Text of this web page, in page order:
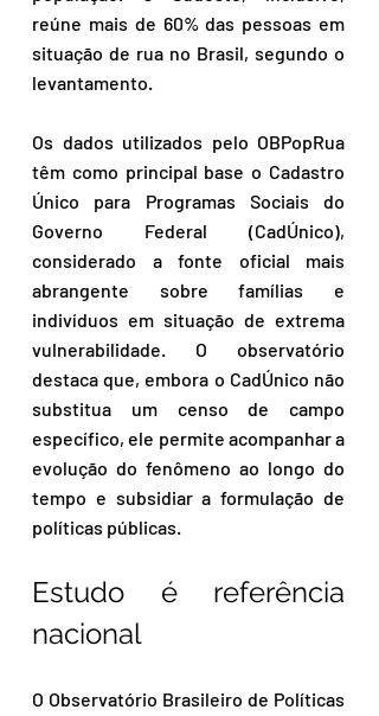
reúne mais de 60% das pessoas em
situação de rua no Brasil, segundo o
levantamento.
Os dados utilizados pelo OBPopRua
têm como principal base o Cadastro
Único para Programas Sociais do
Governo Federal (CadÚnico),
considerado a fonte oficial mais
abrangente sobre famílias e
indivíduos em situação de extrema
vulnerabilidade. O observatório
destaca que, embora o CadÚnico não
substitua um censo de campo
específico, ele permite acompanhar a
evolução do fenômeno ao longo do
tempo e subsidiar a formulação de
políticas públicas.
Estudo é referência
nacional
O Observatório Brasileiro de Políticas